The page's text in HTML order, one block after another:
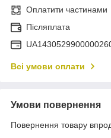
Оплатити частинами
Післяплата
Всі умови оплати
Умови повернення
Повернення товару